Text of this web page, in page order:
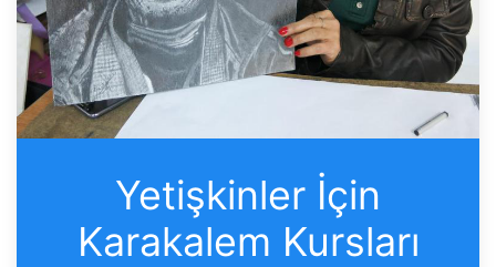
Yetişkinler İçin
Karakalem Kursları